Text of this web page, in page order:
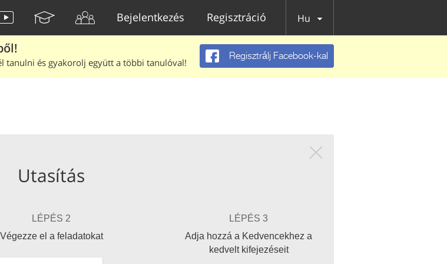
Bejelentkezés Regisztráció Hu
tanulni és gyakorolj együtt a többi tanulóval!
Regisztrálj Facebook-kal
Utasítás
LÉPÉS 2
Végezze el a feladatokat
LÉPÉS 3
Adja hozzá a Kedvencekhez a
kedvelt kifejezéseit